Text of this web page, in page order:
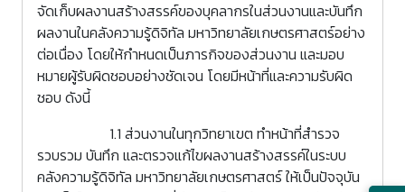
จัดเก็บผลงานสร้างสรรค์ของบุคลากรในส่วนงานและบันทึก
ผลงานในคลังความรู้ดิจิทัล มหาวิทยาลัยเกษตรศาสตร์อย่าง
ต่อเนื่อง โดยให้กำหนดเป็นภารกิจของส่วนงาน และมอบ
หมายผู้รับผิดชอบอย่างชัดเจน โดยมีหน้าที่และความรับผิด
ชอบ ดังนี้
1.1 ส่วนงานในทุกวิทยาเขต ทำหน้าที่สำรวจ
รวบรวม บันทึก และตรวจแก้ไขผลงานสร้างสรรค์ในระบบ
คลังความรู้ดิจิทัล มหาวิทยาลัยเกษตรศาสตร์ ให้เป็นปัจจุบัน